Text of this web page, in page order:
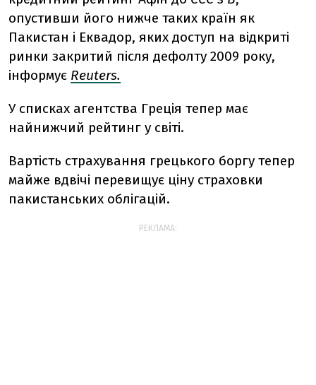
опустивши його нижче таких країн як
Пакистан і Еквадор, яких доступ на відкриті
ринки закритий після дефолту 2009 року,
інформує Reuters.
У списках агентства Греція тепер має
найнижчий рейтинг у світі.
Вартість страхування грецького боргу тепер
майже вдвічі перевищує ціну страховки
пакистанських облігацій.
РЕКЛАМА: